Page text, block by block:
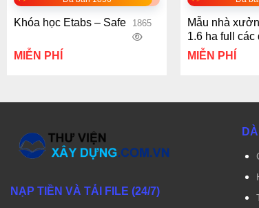
Khóa học Etabs – Safe 1865
MIỄN PHÍ
Mẫu nhà
1.6 ha full các
mục công trình
MIỄN PHÍ
NẠP TIỀN VÀ TẢI FILE (24/7)